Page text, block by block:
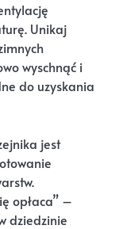
Unikaj
wyschnąć i
do uzyskania
jest
opłaca” –
dziedzinie